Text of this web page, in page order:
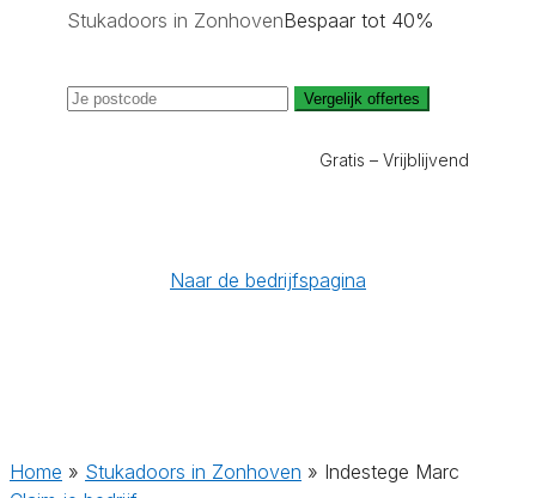
Stukadoors in ZonhovenBespaar tot 40%
Vergelijk offertes
Gratis – Vrijblijvend
Naar de bedrijfspagina
Home » Stukadoors in Zonhoven » Indestege Marc